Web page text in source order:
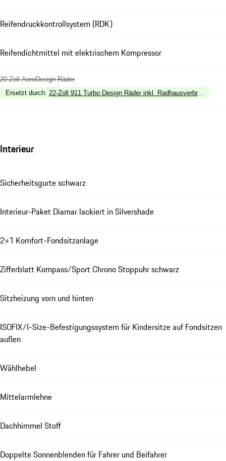
Reifendruckkontrollsystem (RDK)
Reifendichtmittel mit elektrischem Kompressor
20-Zoll AeroDesign Räder
Ersetzt durch: 22-Zoll 911 Turbo Design Räder inkl.
Interieur
Sicherheitsgurte schwarz
Interieur-Paket Diamar lackiert in Silvershade
2+1 Komfort-Fondsitzanlage
Zifferblatt Kompass/Sport Chrono Stoppuhr schwarz
Sitzheizung vorn und hinten
ISOFIX/I-Size-Befestigungssystem für Kindersitze auf Fondsitzen
außen
Wählhebel
Mittelarmlehne
Dachhimmel Stoff
Doppelte Sonnenblenden für Fahrer und Beifahrer